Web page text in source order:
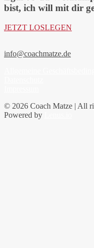
bist, ich will mit dir
JETZT LOSLEGEN
info@coachmatze.de
© 2026 Coach Matze | All
Powered by